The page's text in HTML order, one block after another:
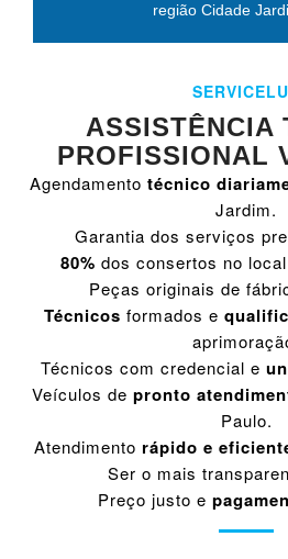
região Cidade
ASSISTÊNCIA
PROFISSIONAL
Agendamento técnico
Jardim.
Garantia dos serviços
80% dos consertos no
Peças originais de
Técnicos formados e
Técnicos com credencial e
Veículos de pronto
Paulo.
Atendimento rápido e
Ser o mais
Preço justo e